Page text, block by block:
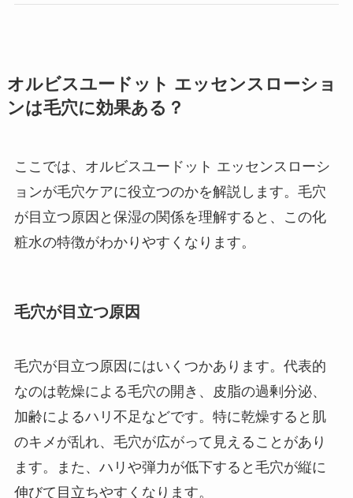
オルビスユードット エッセンスローショ
ンは毛穴に効果ある？
ここでは、オルビスユードット エッセンスローシ
ョンが毛穴ケアに役立つのかを解説します。毛穴
が目立つ原因と保湿の関係を理解すると、この化
粧水の特徴がわかりやすくなります。
毛穴が目立つ原因
毛穴が目立つ原因にはいくつかあります。代表的
なのは乾燥による毛穴の開き、皮脂の過剰分泌、
加齢によるハリ不足などです。特に乾燥すると肌
のキメが乱れ、毛穴が広がって見えることがあり
ます。また、ハリや弾力が低下すると毛穴が縦に
伸びて目立ちやすくなります。